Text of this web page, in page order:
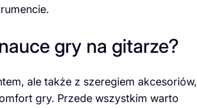
gry na gitarze?
ale także z szeregiem akcesoriów,
gry. Przede wszystkim warto